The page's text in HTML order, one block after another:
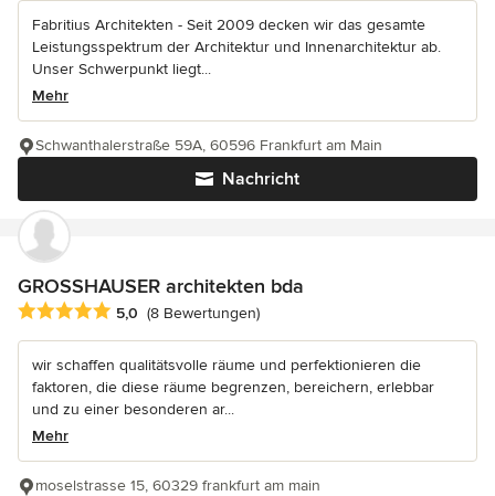
Fabritius Architekten - Seit 2009 decken wir das gesamte
Leistungsspektrum der Architektur und Innenarchitektur ab.
Unser Schwerpunkt liegt...
Mehr
Nachricht
Schwanthalerstraße 59A, 60596 Frankfurt am Main
GROSSHAUSER architekten bda
Durchschnittliche Bewertung: 5 von 5 Sternen
5,0 (8 Bewertungen)
wir schaffen qualitätsvolle räume und perfektionieren die
faktoren, die diese räume begrenzen, bereichern, erlebbar
und zu einer besonderen ar...
Mehr
moselstrasse 15, 60329 frankfurt am main